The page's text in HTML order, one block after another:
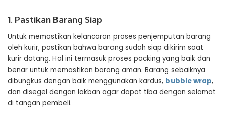
1. Pastikan Barang Siap
Untuk memastikan kelancaran proses penjemputan barang
oleh kurir, pastikan bahwa barang sudah siap dikirim saat
kurir datang. Hal ini termasuk proses packing yang baik dan
benar untuk memastikan barang aman. Barang sebaiknya
dibungkus dengan baik menggunakan kardus, bubble wrap,
dan disegel dengan lakban agar dapat tiba dengan selamat
di tangan pembeli.